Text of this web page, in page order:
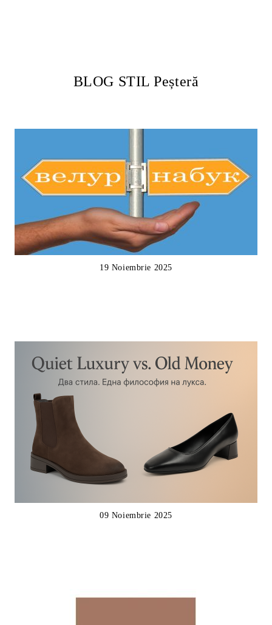
BLOG STIL Peșteră
19 Noiembrie 2025
09 Noiembrie 2025